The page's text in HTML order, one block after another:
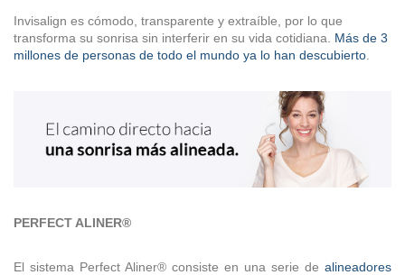
Invisalign es cómodo, transparente y extraíble, por lo que
transforma su sonrisa sin interferir en su vida cotidiana. Más de 3
millones de personas de todo el mundo ya lo han descubierto.
PERFECT ALINER®
El sistema Perfect Aliner® consiste en una serie de alineadores